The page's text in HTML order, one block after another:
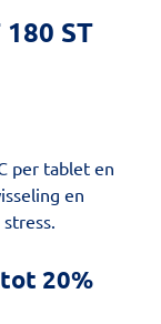
ST
per tablet en
en
20%